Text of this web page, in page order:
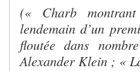
(« Charb
lendemain d’un
floutée dans
Alexander Klein ; «